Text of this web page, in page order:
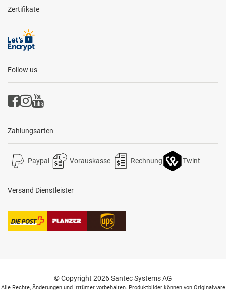
Zertifikate
Follow us
Zahlungsarten
Paypal Vorauskasse Rechnung Twint
Versand Dienstleister
© Copyright 2026 Santec Systems AG
Alle Rechte, Änderungen und Irrtümer vorbehalten. Produktbilder können von Originalware